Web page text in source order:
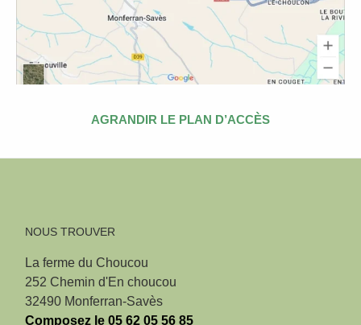
AGRANDIR LE PLAN D’ACCÈS
NOUS TROUVER
La ferme du Choucou
252 Chemin d'En choucou
32490 Monferran-Savès
Composez le 05 62 05 56 85